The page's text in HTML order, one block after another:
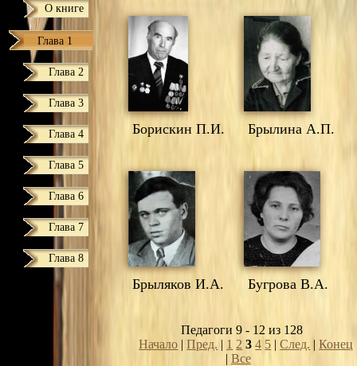
О книге
Глава 1
Глава 2
Глава 3
Глава 4
Глава 5
Глава 6
Глава 7
Глава 8
Борискин П.И. Брылина А.П.
Брыляков И.А. Бугрова В.А.
Педагоги 9 - 12 из 128
Начало |Пред. | 1 2 3 4 5 |След. |Конец
| Все